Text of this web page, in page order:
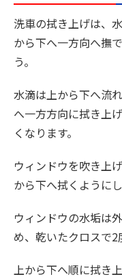
洗車の拭き上げは、
から下へ一方向へ撫
う。
水滴は上から下へ流
へ一方方向に拭き上
くなります。
ウィンドウを吹き上
から下へ拭くようにし
ウィンドウの水垢は
め、乾いたクロスで2
上から下へ順に拭き